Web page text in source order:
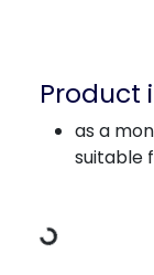
Product
as a
suitable
Loading Data